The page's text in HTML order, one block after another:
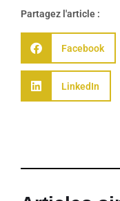
Partagez l'article :
Facebook
LinkedIn